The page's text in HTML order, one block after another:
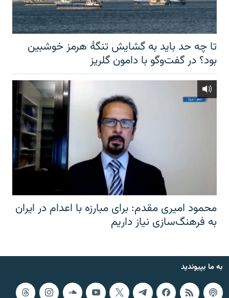
تا چه حد باید به گشایش تنگهٔ هرمز خوشبین
بود؟ در گفت‌وگو با دامون گلریز
محمود امیری مقدم: برای مبارزه با اعدام در ایران
به فرهنگ‌سازی نیاز داریم
به ما بپیوندید